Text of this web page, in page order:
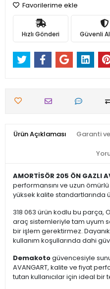
Favorilerime ekle
Hızlı Gönderi Güvenli
Ürün Açıklaması Garanti
AMORTİSÖR 205 ÖN GAZLI
performansını ve uzun
yüksek kalite standartlarında
318 063 ürün kodlu bu parça,
araç sistemleriyle tam uyum
bir işlem gerektirmez.
kullanım koşullarında dahi
Demakotogüvencesiyle
AVANGART, kalite ve fiyat
tutan kullanıcılar için ideal bir